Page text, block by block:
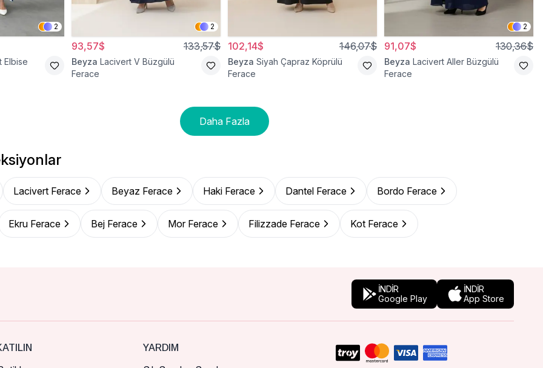
2
Elbise
2
93,57$ 133,57$
Beyza Lacivert V Büzgülü
Ferace
102,14$ 146,07$
Beyza Siyah Çapraz Köprülü
Ferace
2
91,07$ 130,36$
Beyza Lacivert Aller Büzgülü
Ferace
Daha Fazla
Lacivert Ferace Beyaz Ferace Haki Ferace Dantel Ferace Bordo Ferace
Ekru Ferace Bej Ferace Mor Ferace Filizzade Ferace Kot Ferace
İNDİR
Google Play
İNDİR
App Store
YARDIM